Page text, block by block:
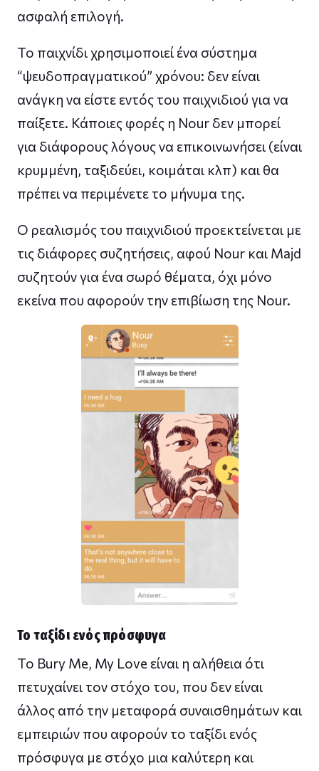
ασφαλή επιλογή.
Το παιχνίδι χρησιμοποιεί ένα σύστημα
“ψευδοπραγματικού” χρόνου: δεν είναι
ανάγκη να είστε εντός του παιχνιδιού για να
παίξετε. Κάποιες φορές η Nour δεν μπορεί
για διάφορους λόγους να επικοινωνήσει (είναι
κρυμμένη, ταξιδεύει, κοιμάται κλπ) και θα
πρέπει να περιμένετε το μήνυμα της.
Ο ρεαλισμός του παιχνιδιού προεκτείνεται με
τις διάφορες συζητήσεις, αφού Nour και Majd
συζητούν για ένα σωρό θέματα, όχι μόνο
εκείνα που αφορούν την επιβίωση της Nour.
Το ταξίδι ενός πρόσφυγα
Το Bury Me, My Love είναι η αλήθεια ότι
πετυχαίνει τον στόχο του, που δεν είναι
άλλος από την μεταφορά συναισθημάτων και
εμπειριών που αφορούν το ταξίδι ενός
πρόσφυγα με στόχο μια καλύτερη και